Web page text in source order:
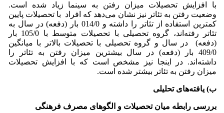
با افزایش تحصیلات میزان رفتن به سینما زیاد شده است.
وضعیت رفتن به تئاتر نیز نشان می‌دهد که افراد با تحصیلات پایین
کمترین استفاده از تئاتر را داشته و 014/0 بار (دفعه) در سال به
تئاتر رفته‌اند، گروه تحصیلی با تحصیلات متوسط با 105/0 بار
(دفعه) در سال و گروه تحصیلی با تحصیلات بالاتر با میانگین
409/0 بار (دفعه) در سال بیشترین میزان رفتن به تئاتر را
داشته‌اند. در اینجا نیز مشخص است که با افزایش تحصیلات
میزان رفتن به تئاتر بیشتر شده است.
ب) یافته‌های تحلیلی
بررسی رابطه میان تحصیلات و الگوهای مصرف فرهنگی